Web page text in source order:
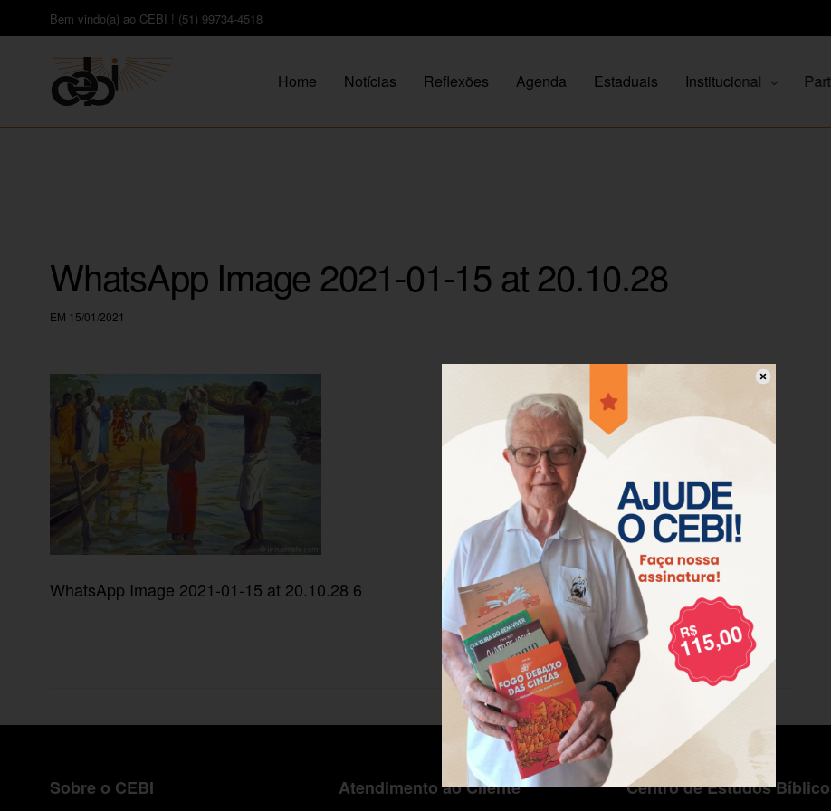
Bem vindo(a) ao CEBI ! (51) 99734-4518
Home Notícias Reflexões Agenda Estaduais Institucional
WhatsApp Image 2021-01-15 at 20.10.28
EM 15/01/2021
WhatsApp Image 2021-01-15 at 20.10.28 6
Sobre o CEBI Atendimento ao Cliente Centro de Estudos